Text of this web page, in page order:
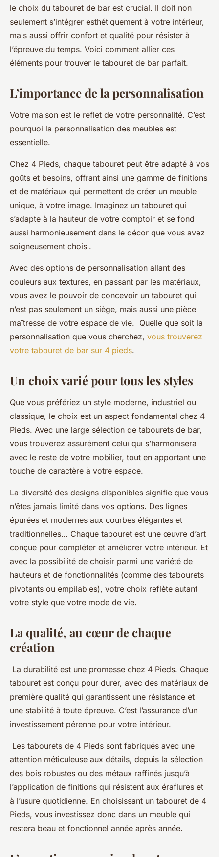
le choix du tabouret de bar est crucial. Il doit non
seulement s’intégrer esthétiquement à votre intérieur,
mais aussi offrir confort et qualité pour résister à
l’épreuve du temps. Voici comment allier ces
éléments pour trouver le tabouret de bar parfait.
L’importance de la personnalisation
Votre maison est le reflet de votre personnalité. C’est
pourquoi la personnalisation des meubles est
essentielle.
Chez 4 Pieds, chaque tabouret peut être adapté à vos
goûts et besoins, offrant ainsi une gamme de finitions
et de matériaux qui permettent de créer un meuble
unique, à votre image. Imaginez un tabouret qui
s’adapte à la hauteur de votre comptoir et se fond
aussi harmonieusement dans le décor que vous avez
soigneusement choisi.
Avec des options de personnalisation allant des
couleurs aux textures, en passant par les matériaux,
vous avez le pouvoir de concevoir un tabouret qui
n’est pas seulement un siège, mais aussi une pièce
maîtresse de votre espace de vie. Quelle que soit la
personnalisation que vous cherchez, vous trouverez
votre tabouret de bar sur 4 pieds.
Un choix varié pour tous les styles
Que vous préfériez un style moderne, industriel ou
classique, le choix est un aspect fondamental chez 4
Pieds. Avec une large sélection de tabourets de bar,
vous trouverez assurément celui qui s’harmonisera
avec le reste de votre mobilier, tout en apportant une
touche de caractère à votre espace.
La diversité des designs disponibles signifie que vous
n’êtes jamais limité dans vos options. Des lignes
épurées et modernes aux courbes élégantes et
traditionnelles… Chaque tabouret est une œuvre d’art
conçue pour compléter et améliorer votre intérieur. Et
avec la possibilité de choisir parmi une variété de
hauteurs et de fonctionnalités (comme des tabourets
pivotants ou empilables), votre choix reflète autant
votre style que votre mode de vie.
La qualité, au cœur de chaque
création
La durabilité est une promesse chez 4 Pieds. Chaque
tabouret est conçu pour durer, avec des matériaux de
première qualité qui garantissent une résistance et
une stabilité à toute épreuve. C’est l’assurance d’un
investissement pérenne pour votre intérieur.
Les tabourets de 4 Pieds sont fabriqués avec une
attention méticuleuse aux détails, depuis la sélection
des bois robustes ou des métaux raffinés jusqu’à
l’application de finitions qui résistent aux éraflures et
à l’usure quotidienne. En choisissant un tabouret de 4
Pieds, vous investissez donc dans un meuble qui
restera beau et fonctionnel année après année.